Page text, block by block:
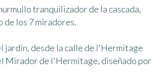
tranquilizador de la cascada,
de los 7 miradores.
jardín, desde la calle de l'Hermitage
Mirador de l'Hermitage, diseñado por